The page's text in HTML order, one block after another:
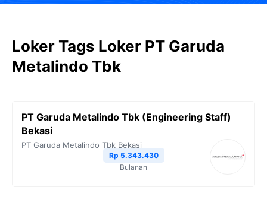
Loker Tags Loker PT Garuda
Metalindo Tbk
PT Garuda Metalindo Tbk (Engineering Staff)
Bekasi
PT Garuda Metalindo Tbk Bekasi
Rp 5.343.430
Bulanan